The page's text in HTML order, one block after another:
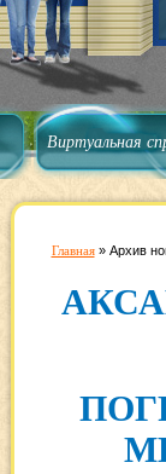
Виртуальная
Главная» Архив